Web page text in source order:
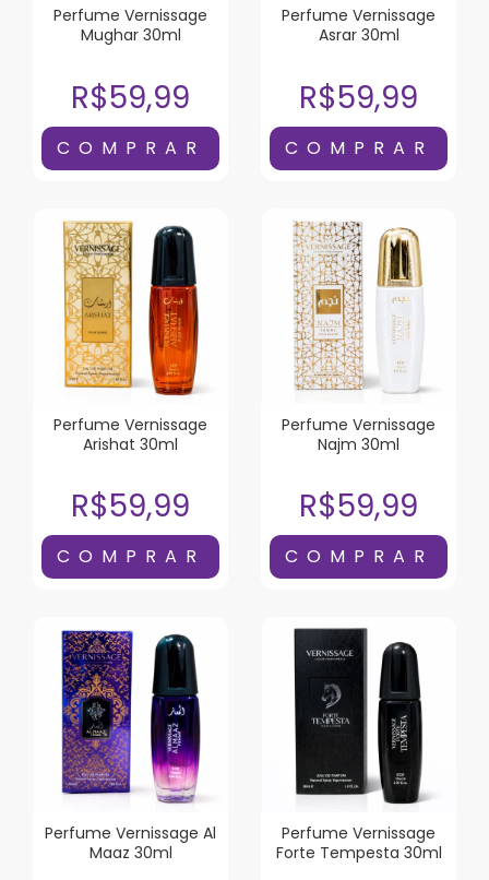
Perfume Vernissage
Mughar 30ml
R$59,99
Perfume Vernissage
Asrar 30ml
R$59,99
Perfume Vernissage
Arishat 30ml
R$59,99
Perfume Vernissage
Najm 30ml
R$59,99
Perfume Vernissage Al
Maaz 30ml
Perfume Vernissage
Forte Tempesta 30ml